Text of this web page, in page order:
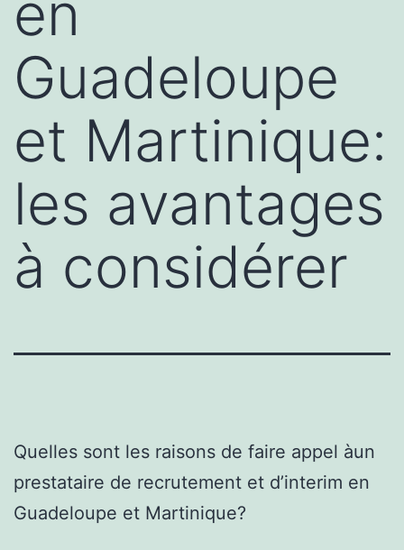
Guadeloupe
et Martinique:
les avantages
à considérer
Quelles sont les raisons de faire appel àun
prestataire de recrutement et d’interim en
Guadeloupe et Martinique?